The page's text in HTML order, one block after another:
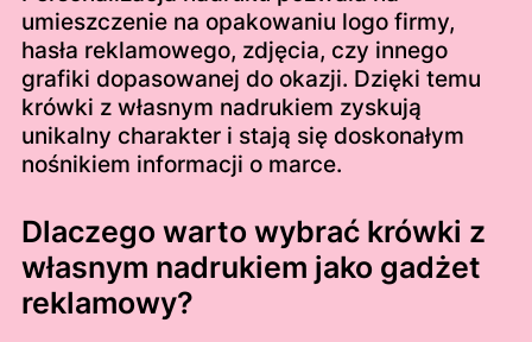
umieszczenie na opakowaniu logo firmy,
hasła reklamowego, zdjęcia, czy innego
grafiki dopasowanej do okazji. Dzięki temu
krówki z własnym nadrukiem zyskują
unikalny charakter i stają się doskonałym
nośnikiem informacji o marce.
Dlaczego warto wybrać krówki z
własnym nadrukiem jako gadżet
reklamowy?